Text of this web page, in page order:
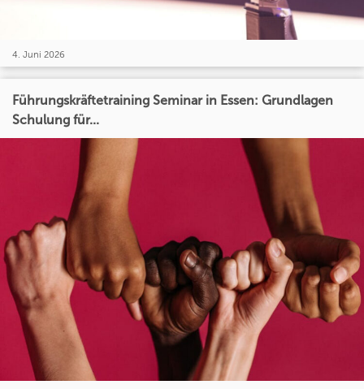
4. Juni 2026
Führungskräftetraining Seminar in Essen: Grundlagen
Schulung für...